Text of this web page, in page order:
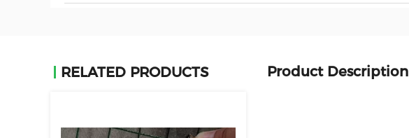
RELATED PRODUCTS Product Description